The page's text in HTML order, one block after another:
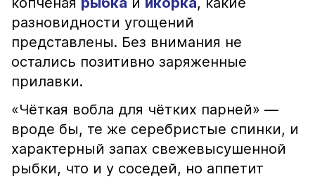
разновидности угощений
представлены. Без внимания не
остались позитивно заряженные
прилавки.
«Чёткая вобла для чётких парней» —
вроде бы, те же серебристые спинки, и
характерный запах свежевысушенной
рыбки, что и у соседей, но аппетит